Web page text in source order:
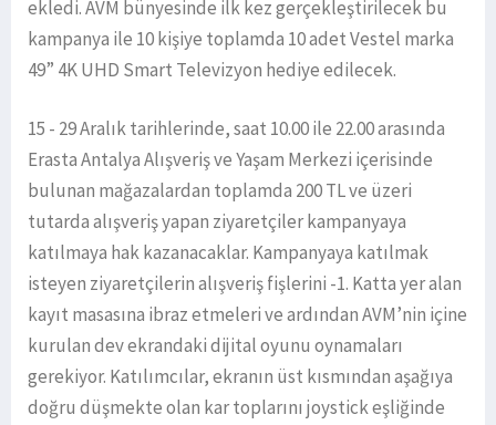
ekledi. AVM bünyesinde ilk kez gerçekleştirilecek bu
kampanya ile 10 kişiye toplamda 10 adet Vestel marka
49” 4K UHD Smart Televizyon hediye edilecek.
15 - 29 Aralık tarihlerinde, saat 10.00 ile 22.00 arasında
Erasta Antalya Alışveriş ve Yaşam Merkezi içerisinde
bulunan mağazalardan toplamda 200 TL ve üzeri
tutarda alışveriş yapan ziyaretçiler kampanyaya
katılmaya hak kazanacaklar. Kampanyaya katılmak
isteyen ziyaretçilerin alışveriş fişlerini -1. Katta yer alan
kayıt masasına ibraz etmeleri ve ardından AVM’nin içine
kurulan dev ekrandaki dijital oyunu oynamaları
gerekiyor. Katılımcılar, ekranın üst kısmından aşağıya
doğru düşmekte olan kar toplarını joystick eşliğinde